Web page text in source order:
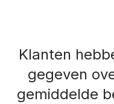
Klanten
gegeven
gemiddelde